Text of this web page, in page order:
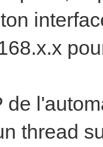
de
thread